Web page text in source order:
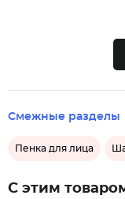
Смежные разделы
Пенка для лица
С этим